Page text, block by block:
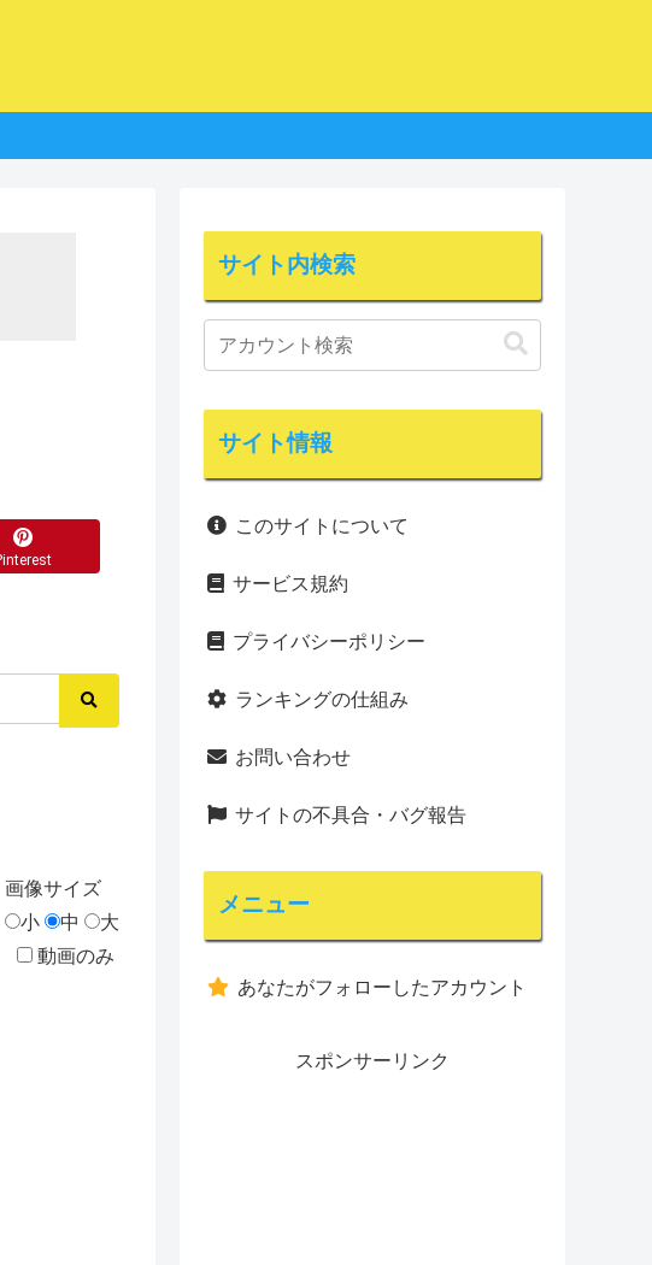
画像サイズ
小
中
大
動画のみ
サイト内検索
サイト情報
このサイトについて
サービス規約
プライバシーポリシー
ランキングの仕組み
お問い合わせ
サイトの不具合・バグ報告
メニュー
あなたがフォローしたアカウント
スポンサーリンク